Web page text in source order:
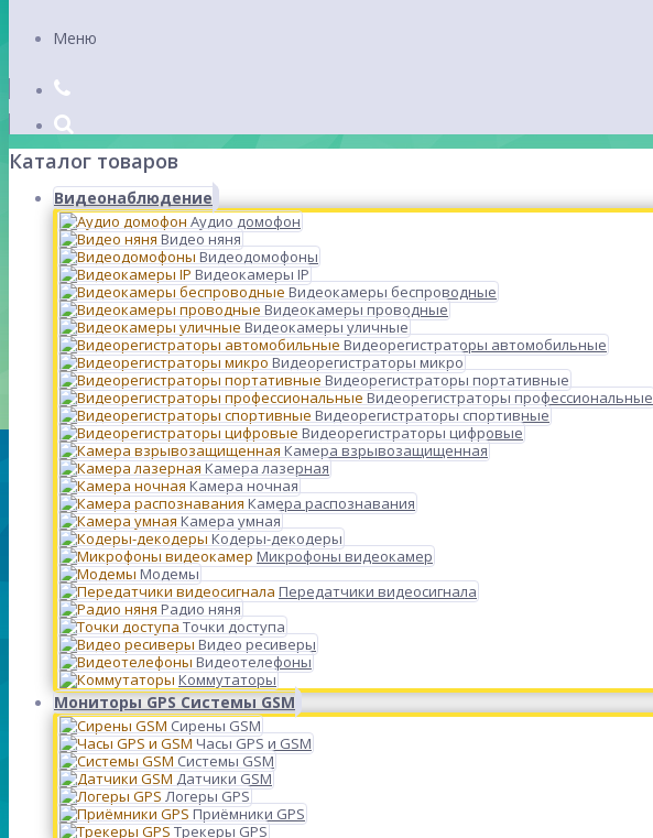
Меню
Каталог товаров
Видеонаблюдение
Аудио домофон
Видео няня
Видеодомофоны
Видеокамеры IP
Видеокамеры беспроводные
Видеокамеры проводные
Видеокамеры уличные
Видеорегистраторы автомобильные
Видеорегистраторы микро
Видеорегистраторы портативные
Видеорегистраторы профессиональные
Видеорегистраторы спортивные
Видеорегистраторы цифровые
Камера взрывозащищенная
Камера лазерная
Камера ночная
Камера распознавания
Камера умная
Кодеры-декодеры
Микрофоны видеокамер
Модемы
Передатчики видеосигнала
Радио няня
Точки доступа
Видео ресиверы
Видеотелефоны
Коммутаторы
Мониторы GPS Системы GSM
Сирены GSM
Часы GPS и GSM
Системы GSM
Датчики GSM
Логеры GPS
Приёмники GPS
Трекеры GPS